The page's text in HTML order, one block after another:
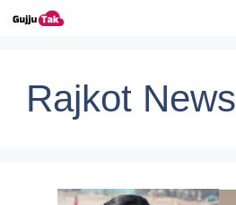
Skip to content
Rajkot News